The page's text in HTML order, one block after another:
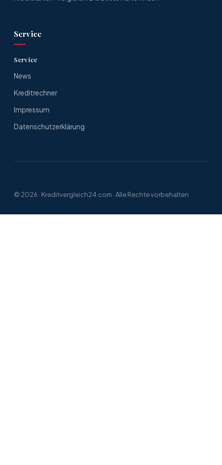
Service
Service
News
Kreditrechner
Impressum
Datenschutzerklärung
© 2026 · Kreditvergleich24.com · Alle Rechte vorbehalten